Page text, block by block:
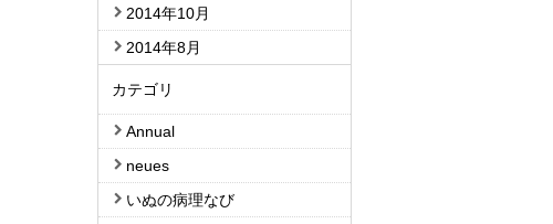
2014年10月
2014年8月
カテゴリ
Annual
neues
いぬの病理なび